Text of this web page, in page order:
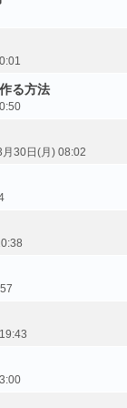
る方法
30日(月) 08:02